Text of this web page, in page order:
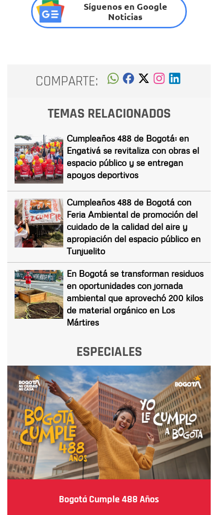
Síguenos en Google
Noticias
COMPARTE:
TEMAS RELACIONADOS
Cumpleaños 488 de Bogotá: en
Engativá se revitaliza con obras el
espacio público y se entregan
apoyos deportivos
Cumpleaños 488 de Bogotá con
Feria Ambiental de promoción del
cuidado de la calidad del aire y
apropiación del espacio público en
Tunjuelito
En Bogotá se transforman residuos
en oportunidades con jornada
ambiental que aprovechó 200 kilos
de material orgánico en Los
Mártires
ESPECIALES
Bogotá Cumple 488 Años